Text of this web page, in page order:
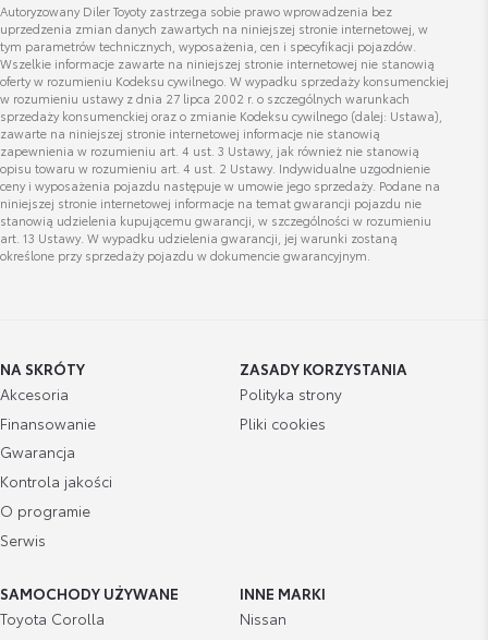
3 287,38 zł Zobacz szczegóły
Wyświetl numer
bartlomiej.ziolek@toyota-wisniewski.pl
Autoryzowany Diler Toyoty zastrzega sobie prawo wprowadzenia bez
uprzedzenia zmian danych zawartych na niniejszej stronie internetowej, w
tym parametrów technicznych, wyposażenia, cen i specyfikacji pojazdów.
Wszelkie informacje zawarte na niniejszej stronie internetowej nie stanowią
oferty w rozumieniu Kodeksu cywilnego. W wypadku sprzedaży konsumenckiej
w rozumieniu ustawy z dnia 27 lipca 2002 r. o szczególnych warunkach
sprzedaży konsumenckiej oraz o zmianie Kodeksu cywilnego (dalej: Ustawa),
zawarte na niniejszej stronie internetowej informacje nie stanowią
zapewnienia w rozumieniu art. 4 ust. 3 Ustawy, jak również nie stanowią
opisu towaru w rozumieniu art. 4 ust. 2 Ustawy. Indywidualne uzgodnienie
ceny i wyposażenia pojazdu następuje w umowie jego sprzedaży. Podane na
niniejszej stronie internetowej informacje na temat gwarancji pojazdu nie
stanowią udzielenia kupującemu gwarancji, w szczególności w rozumieniu
art. 13 Ustawy. W wypadku udzielenia gwarancji, jej warunki zostaną
określone przy sprzedaży pojazdu w dokumencie gwarancyjnym.
NA SKRÓTY
Akcesoria
Finansowanie
Gwarancja
Kontrola jakości
O programie
Serwis
ZASADY KORZYSTANIA
Polityka strony
Pliki cookies
SAMOCHODY UŻYWANE
Toyota Corolla
INNE MARKI
Nissan